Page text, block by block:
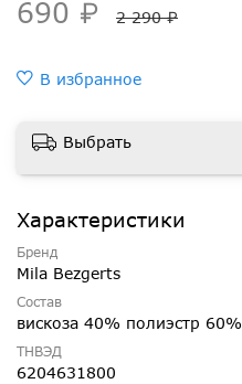
690 ₽ 2 290 ₽
В избранное
Выбрать
Характеристики
Бренд
Mila Bezgerts
Состав
вискоза 40% полиэстр 60%
ТНВЭД
6204631800